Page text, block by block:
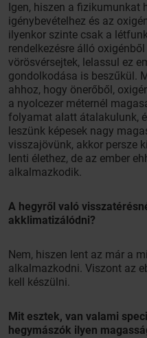
Igen, hiszen a
igénybevételhez és az
ilyenkor szinte csak a
rendelkezésre álló
vörösvérsejtek, lelassul ez
gondolkodása is beszűkül.
ahhoz, hogy önerőből,
a nyolcezer méternél
folyamat alatt átalakulunk,
leszünk képesek nagy
visszajövünk, akkor persze
lenti élethez, de az ember
alkalmazkodik.
A hegyről való
akklimatizálódni?
Nem, hiszen lent az már a
alkalmazkodni. Viszont az
kell készülni.
Mit esztek, van valami
hegymászók ilyen